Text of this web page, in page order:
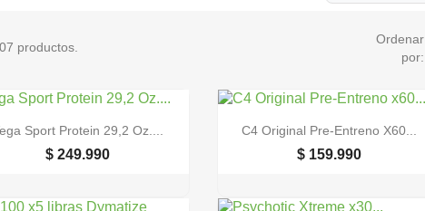
productos.
Ordenar
por:
 Vista rápida
Sport Protein 29,2 Oz....
$ 249.990
 Vista rápida
C4 Original Pre-Entreno X60...
$ 159.990